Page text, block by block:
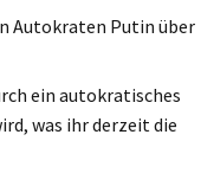
Autokraten Putin über
ein autokratisches
was ihr derzeit die